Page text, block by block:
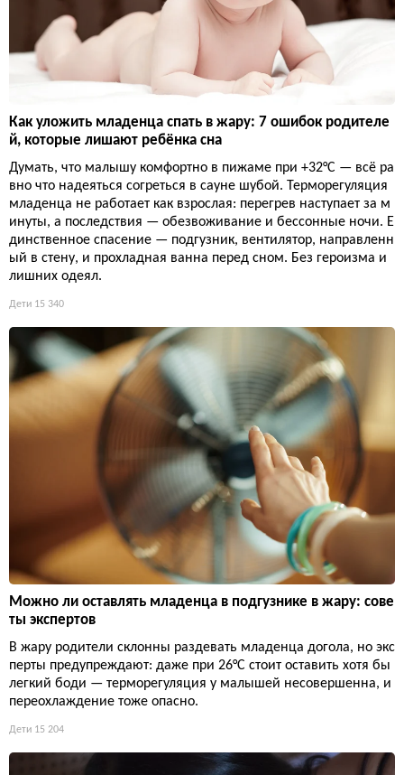
Как уложить младенца спать в жару: 7 ошибок родителе
й, которые лишают ребёнка сна
Думать, что малышу комфортно в пижаме при +32°C — всё ра
вно что надеяться согреться в сауне шубой. Терморегуляция
младенца не работает как взрослая: перегрев наступает за м
инуты, а последствия — обезвоживание и бессонные ночи. Е
динственное спасение — подгузник, вентилятор, направленн
ый в стену, и прохладная ванна перед сном. Без героизма и
лишних одеял.
Дети 15 340
Можно ли оставлять младенца в подгузнике в жару: сове
ты экспертов
В жару родители склонны раздевать младенца догола, но экс
перты предупреждают: даже при 26°C стоит оставить хотя бы
легкий боди — терморегуляция у малышей несовершенна, и
переохлаждение тоже опасно.
Дети 15 204